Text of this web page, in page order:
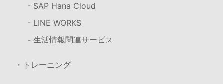
- SAP Hana Cloud
- LINE WORKS
- 生活情報関連サービス
・トレーニング